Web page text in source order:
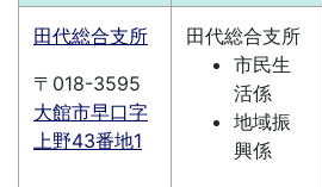
田代総合支所
〒018-3595
大館市早口字
上野43番地1
田代総合支所
市民生
活係
地域振
興係